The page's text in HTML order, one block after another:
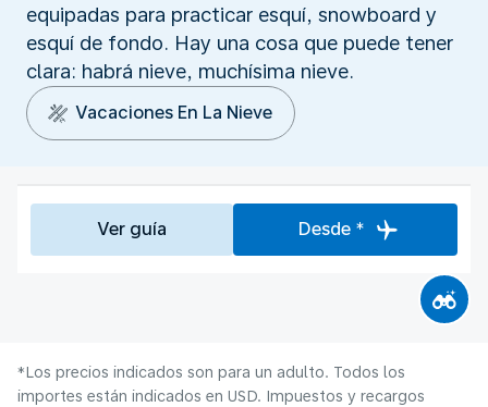
equipadas para practicar esquí, snowboard y
esquí de fondo. Hay una cosa que puede tener
clara: habrá nieve, muchísima nieve.
Vacaciones En La Nieve
Ver guía Desde *
*Los precios indicados son para un adulto. Todos los
importes están indicados en USD. Impuestos y recargos